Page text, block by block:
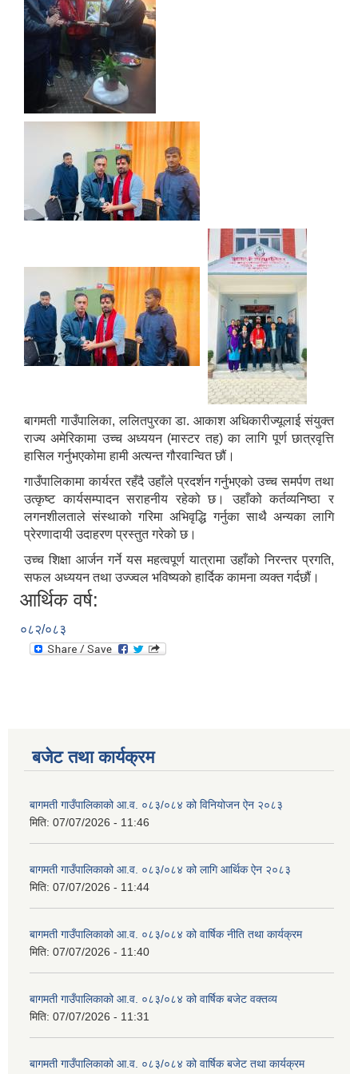
बागमती गाउँपालिका, ललितपुरका डा. आकाश अधिकारीज्यूलाई संयुक्त
राज्य अमेरिकामा उच्च अध्ययन (मास्टर तह) का लागि पूर्ण छात्रवृत्ति
हासिल गर्नुभएकोमा हामी अत्यन्त गौरवान्वित छौं।
गाउँपालिकामा कार्यरत रहँदै उहाँले प्रदर्शन गर्नुभएको उच्च समर्पण तथा
उत्कृष्ट कार्यसम्पादन सराहनीय रहेको छ। उहाँको कर्तव्यनिष्ठा र
लगनशीलताले संस्थाको गरिमा अभिवृद्धि गर्नुका साथै अन्यका लागि
प्रेरणादायी उदाहरण प्रस्तुत गरेको छ।
उच्च शिक्षा आर्जन गर्ने यस महत्वपूर्ण यात्रामा उहाँको निरन्तर प्रगति,
सफल अध्ययन तथा उज्ज्वल भविष्यको हार्दिक कामना व्यक्त गर्दछौं।
आर्थिक वर्ष:
०८२/०८३
बजेट तथा कार्यक्रम
बागमती गाउँपालिकाको आ.व. ०८३/०८४ को विनियोजन ऐन २०८३
मिति: 07/07/2026 - 11:46
बागमती गाउँपालिकाको आ.व. ०८३/०८४ को लागि आर्थिक ऐन २०८३
मिति: 07/07/2026 - 11:44
बागमती गाउँपालिकाको आ.व. ०८३/०८४ को वार्षिक नीति तथा कार्यक्रम
मिति: 07/07/2026 - 11:40
बागमती गाउँपालिकाको आ.व. ०८३/०८४ को वार्षिक बजेट वक्तव्य
मिति: 07/07/2026 - 11:31
बागमती गाउँपालिकाको आ.व. ०८३/०८४ को वार्षिक बजेट तथा कार्यक्रम